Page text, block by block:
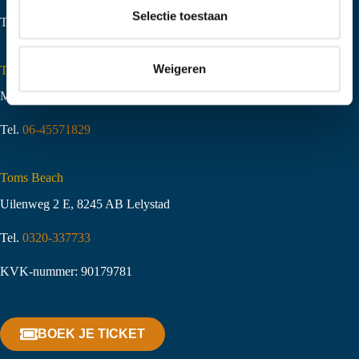
i
Selectie toestaan
Weigeren
Tel.
Toms Creek Appeltern
Molenstraat 10,6629 KJ Appeltern
Tel. 06-45571829
Toms Beach
Uilenweg 2 E, 8245 AB Lelystad
Tel. 0320-337733
KVK-nummer: 90179781
BOEK JE TICKET